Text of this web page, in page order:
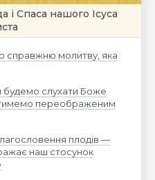
і Спаса нашого Ісуса
справжню молитву, яка
будемо слухати Боже
переображеним
плодів —
наш стосунок